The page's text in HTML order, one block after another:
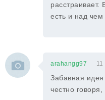
есть и над чем
arahangg97
Забавная
честно